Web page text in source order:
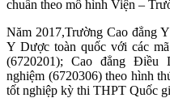
chuẩn theo mô hình Viện –
Năm 2017,Trường Cao đẳng
Y Dược toàn quốc với các
(6720201); Cao đẳng Điều
nghiệm (6720306) theo hình
tốt nghiệp kỳ thi THPT Quốc